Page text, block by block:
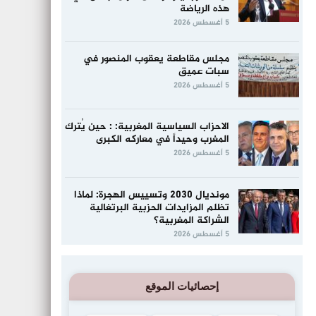
هذه الرياضة
5 أغسطس 2026
مجلس مقاطعة يعقوب المنصور في
سبات عميق
5 أغسطس 2026
الاحزاب السياسية المغربية: : حين يُترك
المغرب وحيداً في معاركه الكبرى
5 أغسطس 2026
مونديال 2030 وتسييس الهجرة: لماذا
تظلم المزايدات الحزبية البرتغالية
الشراكة المغربية؟
5 أغسطس 2026
إحصائيات الموقع